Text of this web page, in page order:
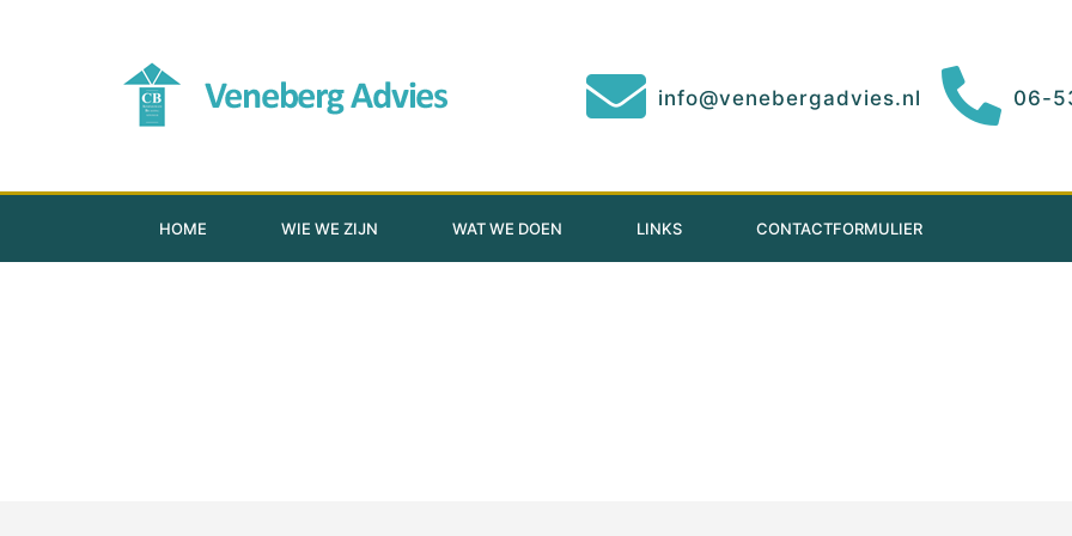
info@venebergadvies.nl 06-
HOME WIE WE ZIJN WAT WE DOEN LINKS CONTACTFORMULIER